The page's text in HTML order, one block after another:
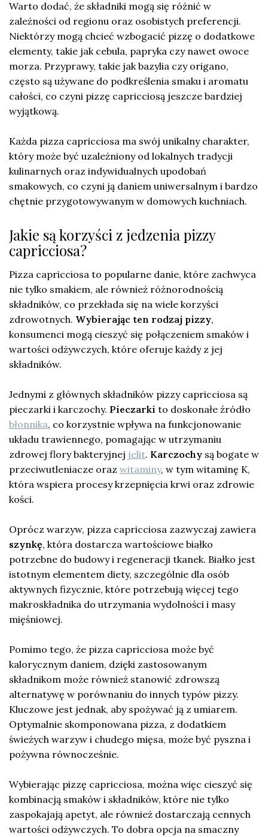
Warto dodać, że składniki mogą się różnić w
zależności od regionu oraz osobistych preferencji.
Niektórzy mogą chcieć wzbogacić pizzę o dodatkowe
elementy, takie jak cebula, papryka czy nawet owoce
morza. Przyprawy, takie jak bazylia czy origano,
często są używane do podkreślenia smaku i aromatu
całości, co czyni pizzę capricciosą jeszcze bardziej
wyjątkową.
Każda pizza capricciosa ma swój unikalny charakter,
który może być uzależniony od lokalnych tradycji
kulinarnych oraz indywidualnych upodobań
smakowych, co czyni ją daniem uniwersalnym i bardzo
chętnie przygotowywanym w domowych kuchniach.
Jakie są korzyści z jedzenia pizzy
capricciosa?
Pizza capricciosa to popularne danie, które zachwyca
nie tylko smakiem, ale również różnorodnością
składników, co przekłada się na wiele korzyści
zdrowotnych. Wybierając ten rodzaj pizzy,
konsumenci mogą cieszyć się połączeniem smaków i
wartości odżywczych, które oferuje każdy z jej
składników.
Jednymi z głównych składników pizzy capricciosa są
pieczarki i karczochy. Pieczarki to doskonałe źródło
błonnika, co korzystnie wpływa na funkcjonowanie
układu trawiennego, pomagając w utrzymaniu
zdrowej flory bakteryjnej jelit. Karczochy są bogate w
przeciwutleniacze oraz witaminy, w tym witaminę K,
która wspiera procesy krzepnięcia krwi oraz zdrowie
kości.
Oprócz warzyw, pizza capricciosa zazwyczaj zawiera
szynkę, która dostarcza wartościowe białko
potrzebne do budowy i regeneracji tkanek. Białko jest
istotnym elementem diety, szczególnie dla osób
aktywnych fizycznie, które potrzebują więcej tego
makroskładnika do utrzymania wydolności i masy
mięśniowej.
Pomimo tego, że pizza capricciosa może być
kalorycznym daniem, dzięki zastosowanym
składnikom może również stanowić zdrowszą
alternatywę w porównaniu do innych typów pizzy.
Kluczowe jest jednak, aby spożywać ją z umiarem.
Optymalnie skomponowana pizza, z dodatkiem
świeżych warzyw i chudego mięsa, może być pyszna i
pożywna równocześnie.
Wybierając pizzę capricciosa, można więc cieszyć się
kombinacją smaków i składników, które nie tylko
zaspokajają apetyt, ale również dostarczają cennych
wartości odżywczych. To dobra opcja na smaczny